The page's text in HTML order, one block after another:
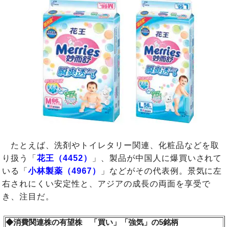
たとえば、洗剤やトイレタリー関連、化粧品などを取
り扱う「花王（4452）
」、製品が中国人に爆買いされて
いる「小林製薬（4967）
」などがその代表例。景気に左
右されにくい安定性と、アジアの成長の両面を享受で
き、注目だ。
◆消費関連株の有望株 「買い」「強気」の5銘柄